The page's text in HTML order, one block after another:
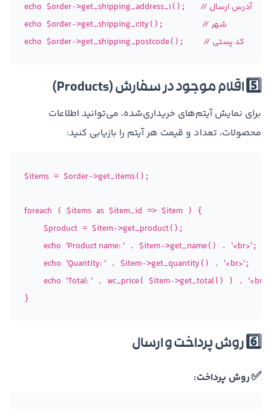
echo $order->get_shipping_address_1 ();
// آدرس ارسال
echo $order->get_shipping_city();
// شهر
echo $order->get_shipping_postcode(); // کد پستی
5️⃣ اقلام موجود در سفارش (Products)
برای نمایش آیتم‌های خریداری‌شده، می‌توانید اطلاعات
محصولات، تعداد و قیمت هر آیتم را بازیابی کنید:
$items = $order->get_items();
foreach ( $items as $item_id => $item ) {
$product = $item->get_product();
echo 'Product name: ' . $item->get_name() . '<br>';
echo 'Quantity: ' . $item->get_quantity() . '<br>';
echo 'Total: ' . wc_price( $item->get_total() ) . '<br>'
6️⃣ روش پرداخت و ارسال
✅روش پرداخت: